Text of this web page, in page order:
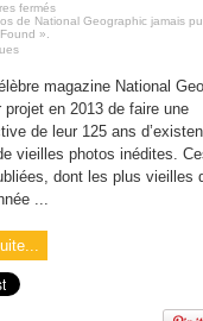
fermés
de National Geographic jamais
».
magazine National
projet en 2013 de faire une
de leur 125 ans
vieilles photos inédites.
dont les plus vieilles
...